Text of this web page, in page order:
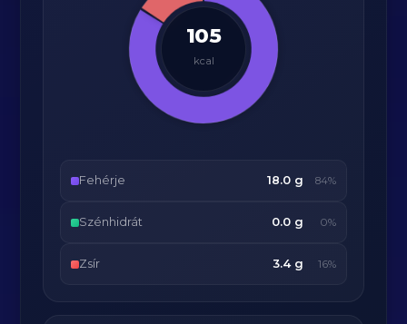
105
kcal
Fehérje 18.0 g 84%
Szénhidrát 0.0 g 0%
Zsír 3.4 g 16%